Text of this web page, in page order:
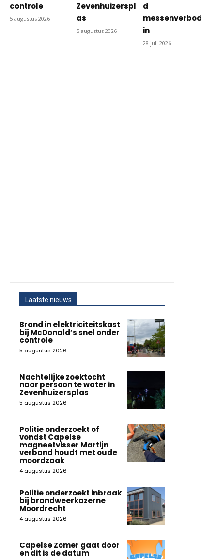
controle
5 augustus 2026
Zevenhuizerspl
as
5 augustus 2026
d
messenverbod
in
28 juli 2026
Laatste nieuws
Brand in elektriciteitskast
bij McDonald’s snel onder
controle
5 augustus 2026
Nachtelijke zoektocht
naar persoon te water in
Zevenhuizersplas
5 augustus 2026
Politie onderzoekt of
vondst Capelse
magneetvisser Martijn
verband houdt met oude
moordzaak
4 augustus 2026
Politie onderzoekt inbraak
bij brandweerkazerne
Moordrecht
4 augustus 2026
Capelse Zomer gaat door
en dit is de datum